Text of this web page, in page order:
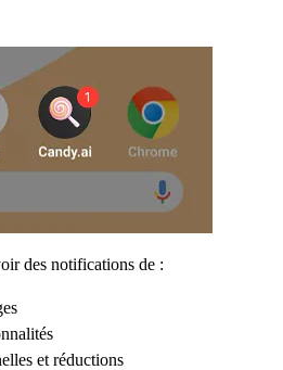
des notifications de :
et réductions